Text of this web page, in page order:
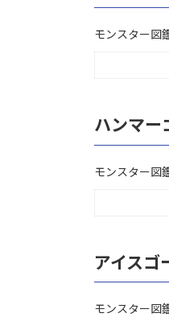
モンスター図
ハンマー
モンスター図
アイスゴ
モンスター図